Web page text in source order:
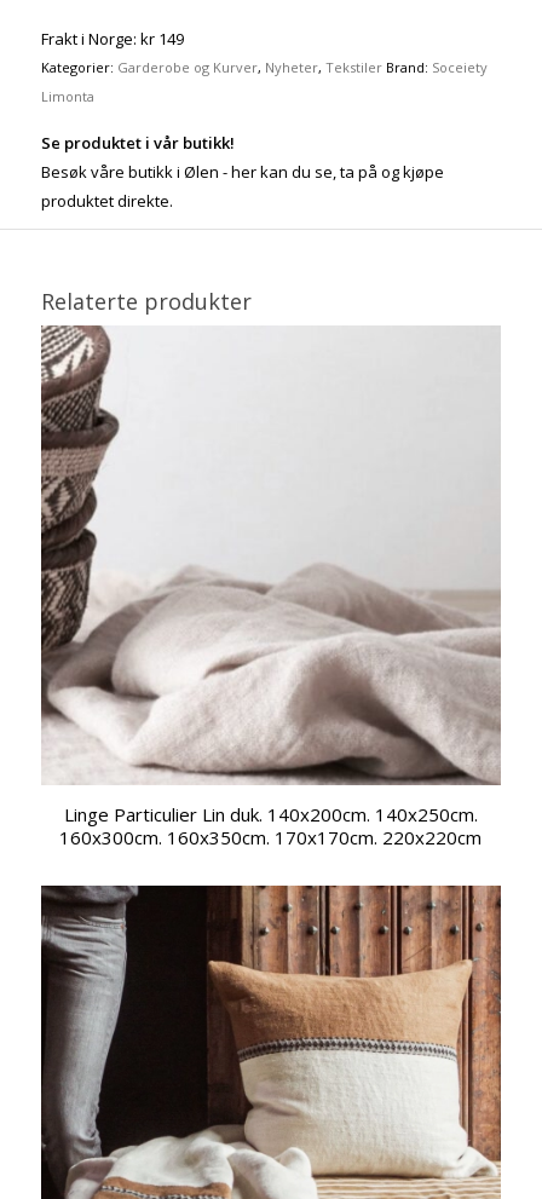
Frakt i Norge: kr 149
Kategorier: Garderobe og Kurver, Nyheter, Tekstiler Brand: Soceiety
Limonta
Se produktet i vår butikk!
Besøk våre butikk i Ølen - her kan du se, ta på og kjøpe
produktet direkte.
Relaterte produkter
Linge Particulier Lin duk. 140x200cm. 140x250cm.
160x300cm. 160x350cm. 170x170cm. 220x220cm